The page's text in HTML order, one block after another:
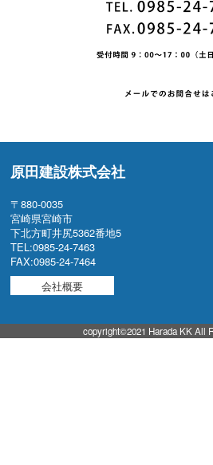
原田建設株式会社
〒880-0035
宮崎県宮崎市
下北方町井尻5362番地5
TEL:0985-24-7463
FAX:0985-24-7464
会社概要
copyright©2021 Harada KK All